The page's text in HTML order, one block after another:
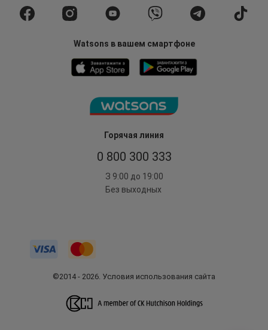
Горячая линия
0 800 300 333
З 9:00 до 19:00
Без выходных
Watsons в вашем смартфоне
©2014 - 2026. Условия использования сайта